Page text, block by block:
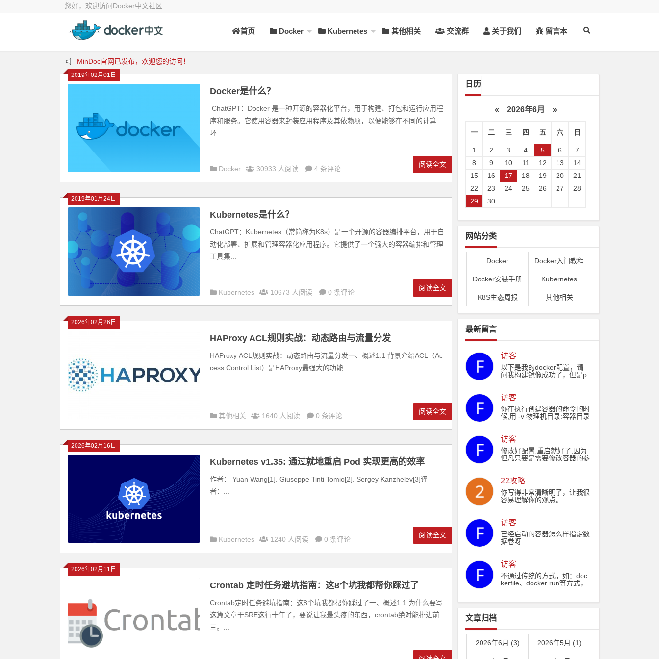
您好，欢迎访问Docker中文社区
首页 Docker Kubernetes 其他相关 交流群 关于我们 留言本
MinDoc官网已发布，欢迎您的访问！
Kubernetes中文社区上线啦！少年还等什么？快上车……
2019年02月01日
Docker是什么？
ChatGPT：Docker 是一种开源的容器化平台，用于构建、打包和运行应用程
序和服务。它使用容器来封装应用程序及其依赖项，以便能够在不同的计算
环...
Docker 30933 人阅读 4 条评论
阅读全文
2019年01月24日
Kubernetes是什么？
ChatGPT：Kubernetes（常简称为K8s）是一个开源的容器编排平台，用于自
动化部署、扩展和管理容器化应用程序。它提供了一个强大的容器编排和管理
工具集...
Kubernetes 10673 人阅读 0 条评论
阅读全文
2026年02月26日
HAProxy ACL规则实战：动态路由与流量分发
HAProxy ACL规则实战：动态路由与流量分发一、概述1.1 背景介绍ACL（Ac
cess Control List）是HAProxy最强大的功能...
其他相关 1640 人阅读 0 条评论
阅读全文
2026年02月16日
Kubernetes v1.35: 通过就地重启 Pod 实现更高的效率
作者： Yuan Wang[1], Giuseppe Tinti Tomio[2], Sergey Kanzhelev[3]译
者：...
Kubernetes 1240 人阅读 0 条评论
阅读全文
2026年02月11日
Crontab 定时任务避坑指南：这8个坑我都帮你踩过了
Crontab定时任务避坑指南：这8个坑我都帮你踩过了一、概述1.1 为什么要写
这篇文章干SRE这行十年了，要说让我最头疼的东西，crontab绝对能排进前
三。...
日历
« 2026年6月 »
一 二 三 四 五 六 日
1 2 3 4 5 6
7
8
9 10 11 12 13
14
15
16 17 18 19 20
21
22
23 24 25 26 27
28
29
30
网站分类
Docker Docker入门教程
Docker安装手册 Kubernetes
K8S生态周报 其他相关
最新留言
访客
以下是我的docker配置，请
问我构建镜像成功了，但是p
ROM hub.sfjswl.com/basic/n
ode:14" ˃ ./Dockerfile echo
"RUN rpm -Uvh http://nginx.
org/packages/centos/7/noar
˃˃ ./Dockerfile echo "RUN y
um install -y nginx" ˃˃ ./Doc
kerfile echo "WORKDIR /ww
w" ˃˃ ./Dockerfile echo "CO
erfile #切换淘宝源避免yarn
安装pm2总是失败问题 echo
"RUN yarn config set registr
y https://registry.npm.taoba
y" ˃˃ ./Dockerfile echo "RUN
yarn && yarn global add pm
2" ˃˃ ./Dockerfile echo "COP
Y ./output/dist/html /usr/shar
onf /etc/nginx/nginx.conf" ˃˃
./Dockerfile echo "RUN wher
eis nginx" ˃˃ ./Dockerfile ec
ho "EXPOSE 8000" ˃˃ ./Doc
process.json && nginx -g 'da
emon off;'" ˃˃ ./Dockerfile
访客
你在执行创建容器的命令的时
候,用 -v 物理机目录:容器目录
访客
修改好配置,重启就好了,因为
但凡只要是需要修改容器的参
22攻略
你写得非常清晰明了，让我很
容易理解你的观点。
访客
已经启动的容器怎么样指定数
据卷呀
访客
不通过传统的方式，如：doc
kerfile、docker run等方式，
文章归档
2026年6月 (3) 2026年5月 (1)